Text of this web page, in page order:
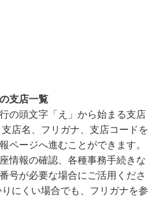
支店一覧
の頭文字「え」から始まる支店
店名、フリガナ、支店コードを
ページへ進むことができます。
情報の確認、各種事務手続きな
号が必要な場合にご活用くださ
にくい場合でも、フリガナを参